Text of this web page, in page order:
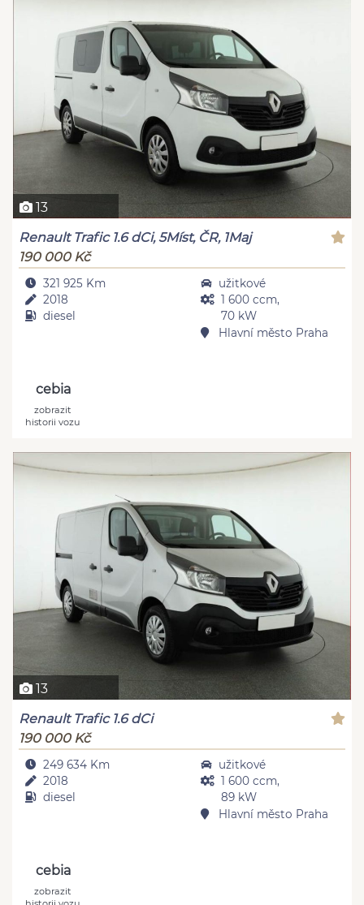
13
Renault Trafic 1.6 dCi, 5Míst, ČR, 1Maj
190 000 Kč
321 925 Km
2018
diesel
užitkové
1 600 ccm,
70 kW
Hlavní město Praha
cebia
zobrazit
historii vozu
13
Renault Trafic 1.6 dCi
190 000 Kč
249 634 Km
2018
diesel
užitkové
1 600 ccm,
89 kW
Hlavní město Praha
cebia
zobrazit